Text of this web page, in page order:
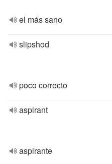
el más sano
slipshod
poco correcto
aspirant
aspirante